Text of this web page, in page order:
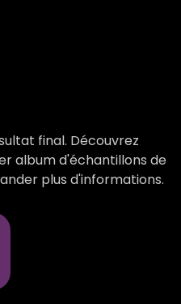
final. Découvrez
album d'échantillons de
plus d'informations.